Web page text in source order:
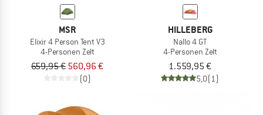
MSR
Elixir 4 Person Tent V3
4-Personen Zelt
659,95 € 560,96 €
(0)
HILLEBERG
Nallo 4 GT
4-Personen Zelt
1.559,95 €
5,0(1)